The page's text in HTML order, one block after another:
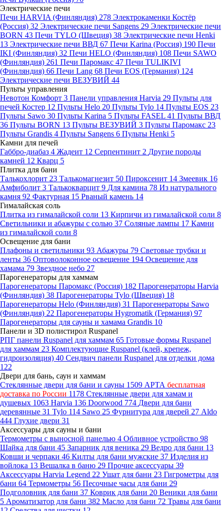
Электрические печи
Печи HARVIA (Финляндия) 278 Электрокаменки Костёр
(Россия) 32 Электрические печи Sangens 29 Электрические печи
BORN 43 Печи TYLO (Швеция) 38 Электрические печи Henki
13 Электрические печи ВВД 67 Печи Karina (Россия) 190 Печи
IKI (Финляндия) 32 Печи HELO (Финляндия) 108 Печи SAWO
(Финляндия) 261 Печи Паромакс 47 Печи TULIKIVI
(Финляндия) 66 Печи Lang 68 Печи EOS (Германия) 124
Электрические печи ВЕЗУВИЙ 44
Пульты управления
Невотон Комфорт 3 Панели управления Harvia 29 Пульты для
печей Костер 12 Пульты Helo 20 Пульты Tylo 14 Пульты EOS 23
Пульты Sawo 30 Пульты Karina 5 Пульты FASEL 41 Пульты ВВД
36 Пульты BORN 13 Пульты ВЕЗУВИЙ 3 Пульты Паромакс 23
Пульты Grandis 4 Пульты Sangens 6 Пульты Henki 5
Камни для печей
Габбро-диабаз 4 Жадеит 12 Серпентинит 2 Другие породы
камней 12 Кварц 5
Плитка для бани
Талькохлорит 23 Талькомагнезит 50 Пироксенит 14 Змеевик 16
Амфиболит 3 Талькокварцит 9 Для камина 78 Из натурального
камня 92 Фактурная 15 Рваный камень 14
Гималайская соль
Плитка из гималайской соли 13 Кирпичи из гималайской соли 8
Светильники и абажуры с солью 37 Соляные лампы 17 Камни
из гималайской соли 8
Освещение для бани
Плафоны и светильники 93 Абажуры 79 Световые трубки и
ленты 36 Оптоволоконное освещение 194 Освещение для
хамама 79 Звездное небо 27
Парогенераторы для хаммам
Парогенераторы Паромакс (Россия) 182 Парогенераторы Harvia
(Финляндия) 38 Парогенераторы Tylo (Швеция) 18
Парогенераторы Helo (Финляндия) 31 Парогенераторы Sawo
(Финляндия) 22 Парогенераторы Hygromatik (Германия) 97
Парогенераторы для сауны и хамама Grandis 10
Панели и 3D полистирол Ruspanel
РПГ панели Ruspanel для хаммам 65 Готовые формы Ruspanel
для хаммам 23 Комплектующие Ruspanel (клей, крепеж,
гидроизоляция) 40 Сендвич панели Ruspanel для отделки дома
122
Двери для бань, саун и хаммам
Стеклянные двери для бани и сауны 1509 АРТА бесплатная
доставка по России 1178 Стеклянные двери для хамам и
душевых 1063 Harvia 136 Doorwood 774 Двери для бани
деревянные 31 Tylo 114 Sawo 25 Фурнитура для дверей 27 Aldo
444 Глухие двери 31
Аксессуары для сауны и бани
Термометры с выносной панелью 4 Обливное устройство 98
Шайка для бани 45 Запарник для веника 29 Ведро для бани 13
Ковши и черпаки 46 Килты для бани мужские 37 Изделия из
войлока 13 Вешалка в баню 29 Прочие аксессуары 39
Аксессуары Harvia Legend 22 Ушат для бани 23 Гигрометры для
бани 64 Термометры 56 Песочные часы для бани 29
Подголовник для бани 37 Коврик для бани 20 Веники для бани
5 Ароматизатор для бани 382 Масло для бани 72 Травы для бани